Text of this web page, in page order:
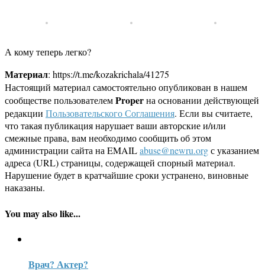
А кому теперь легко?
Материал: https://t.me/kozakrichala/41275
Настоящий материал самостоятельно опубликован в нашем
сообществе пользователемProperна основании действующей
редакции Пользовательского Соглашения. Если вы считаете,
что такая публикация нарушает ваши авторские и/или
смежные права, вам необходимо сообщить об этом
администрации сайта на EMAILabuse@newru.orgс указанием
адреса (URL) страницы, содержащей спорный материал.
Нарушение будет в кратчайшие сроки устранено, виновные
наказаны.
You may also like...
Врач? Актер?